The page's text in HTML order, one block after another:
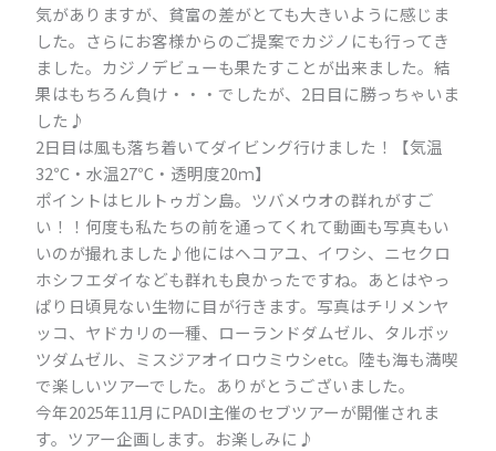
気がありますが、貧富の差がとても大きいように感じま
した。さらにお客様からのご提案でカジノにも行ってき
ました。カジノデビューも果たすことが出来ました。結
果はもちろん負け・・・でしたが、2日目に勝っちゃいま
した♪
2日目は風も落ち着いてダイビング行けました！【気温
32℃・水温27℃・透明度20ｍ】
ポイントはヒルトゥガン島。ツバメウオの群れがすご
い！！何度も私たちの前を通ってくれて動画も写真もい
いのが撮れました♪他にはヘコアユ、イワシ、ニセクロ
ホシフエダイなども群れも良かったですね。あとはやっ
ぱり日頃見ない生物に目が行きます。写真はチリメンヤ
ッコ、ヤドカリの一種、ローランドダムゼル、タルボッ
ツダムゼル、ミスジアオイロウミウシetc。陸も海も満喫
で楽しいツアーでした。ありがとうございました。
今年2025年11月にPADI主催のセブツアーが開催されま
す。ツアー企画します。お楽しみに♪